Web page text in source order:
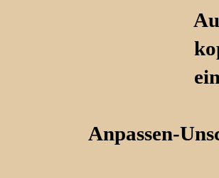
Anpassen-